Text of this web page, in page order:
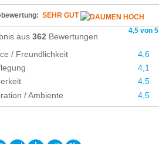
SEHR GUT
4,5 von 5
aus 362 Bewertungen
/ Freundlichkeit
4,6
4,1
4,5
/ Ambiente
4,5